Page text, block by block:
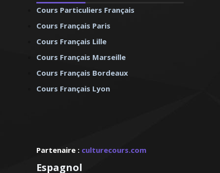
Cours Particuliers Français
Cours Français Paris
Cours Français Lille
Cours Français Marseille
Cours Français Bordeaux
Cours Français Lyon
Partenaire : culturecours.com
Espagnol